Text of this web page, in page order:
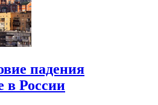
падения
в России